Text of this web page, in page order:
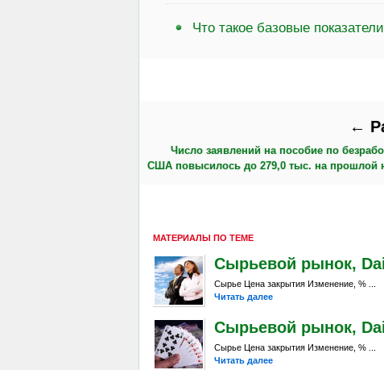
Что такое базовые
←
Число заявлений на пособие по
США повысилось до 279,0 тыс. на прошлой
МАТЕРИАЛЫ ПО ТЕМЕ
Сырьевой рынок,
Сырье Цена закрытия Изменение, % ...
Читать далее
Сырьевой рынок,
Сырье Цена закрытия Изменение, % ...
Читать далее